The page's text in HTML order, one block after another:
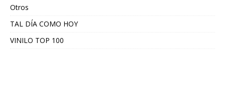
Otros
TAL DÍA COMO HOY
VINILO TOP 100